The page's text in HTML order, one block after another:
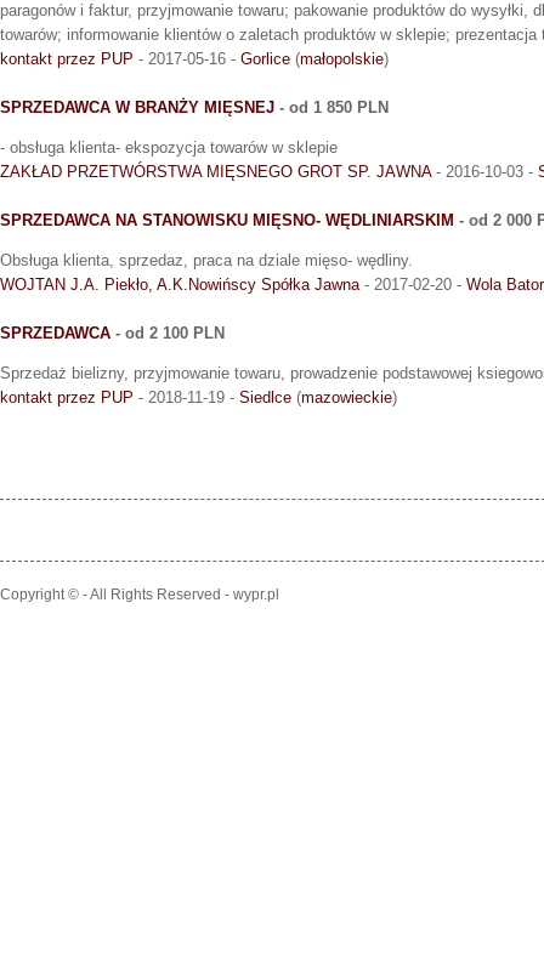
paragonów i faktur, przyjmowanie towaru; pakowanie produktów do wysyłki,
towarów; informowanie klientów o zaletach produktów w sklepie; prezentacja
kontakt przez PUP - 2017-05-16 - Gorlice (małopolskie)
SPRZEDAWCA W BRANŻY MIĘSNEJ - od 1 850 PLN
- obsługa klienta- ekspozycja towarów w sklepie
ZAKŁAD PRZETWÓRSTWA MIĘSNEGO GROT SP. JAWNA- 2016-10-03 -
SPRZEDAWCA NA STANOWISKU MIĘSNO- WĘDLINIARSKIM - od 2 000
Obsługa klienta, sprzedaz, praca na dziale mięso- wędliny.
WOJTAN J.A. Piekło, A.K.Nowińscy Spółka Jawna- 2017-02-20 - Wola
SPRZEDAWCA - od 2 100 PLN
Sprzedaż bielizny, przyjmowanie towaru, prowadzenie podstawowej
kontakt przez PUP - 2018-11-19 - Siedlce (mazowieckie)
Copyright © - All Rights Reserved - wypr.pl